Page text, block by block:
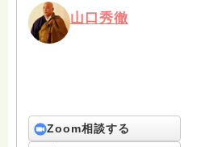
山口秀徹
Zoom相談する